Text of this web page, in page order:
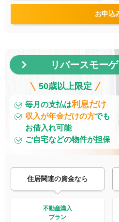
お申込
リバースモー
50歳以上限定
毎月の支払は利息だけ
収入が年金だけの方でも
お借入れ可能
ご自宅などの物件が担保
住居関連の資金なら
不動産購入
プラン